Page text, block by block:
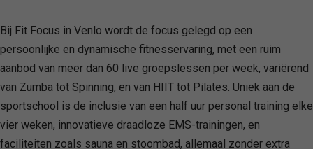
Bij Fit Focus in Venlo wordt de focus gelegd op een
persoonlijke en dynamische fitnesservaring, met een ruim
aanbod van meer dan 60 live groepslessen per week, variërend
van Zumba tot Spinning, en van HIIT tot Pilates. Uniek aan de
sportschool is de inclusie van een half uur personal training elke
vier weken, innovatieve draadloze EMS-trainingen, en
faciliteiten zoals sauna en stoombad, allemaal zonder extra